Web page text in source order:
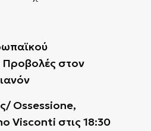
Προβολές στον
/ Ossessione,
Visconti στις 18:30